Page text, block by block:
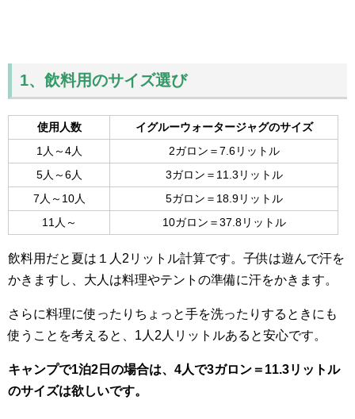
1、飲料用のサイズ選び
使用人数
イグルーウォータージャグのサイズ
1人～4人
2ガロン＝7.6リットル
5人～6人
3ガロン＝11.3リットル
7人～10人
5ガロン＝18.9リットル
11人～
10ガロン＝37.8リットル
飲料用だと夏は１人2リットル計算です。子供は遊んで汗を
かきますし、大人は料理やテントの準備に汗をかきます。
さらに料理に使ったりちょっと手を洗ったりするときにも
使うことを考えると、1人2人リットルあると安心です。
キャンプで1泊2日の場合は、4人で3ガロン＝11.3リットル
のサイズは欲しいです。